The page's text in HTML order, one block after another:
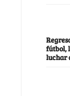
fútbol,
luchar